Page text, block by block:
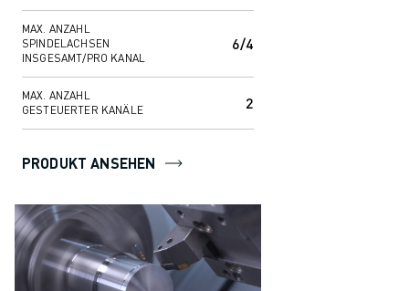
MAX. ANZAHL
SPINDELACHSEN
INSGESAMT/PRO KANAL
6/4
MAX. ANZAHL
GESTEUERTER KANÄLE
2
PRODUKT ANSEHEN